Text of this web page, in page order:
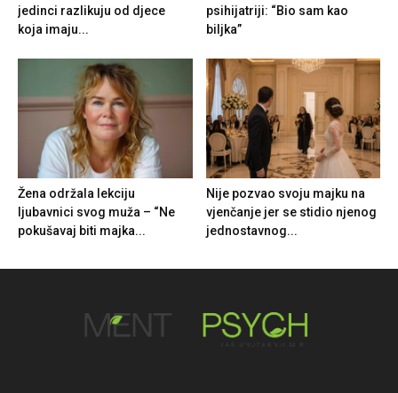
jedinci razlikuju od djece
koja imaju...
psihijatriji: “Bio sam kao
biljka”
Žena održala lekciju
ljubavnici svog muža – “Ne
pokušavaj biti majka...
Nije pozvao svoju majku na
vjenčanje jer se stidio njenog
jednostavnog...